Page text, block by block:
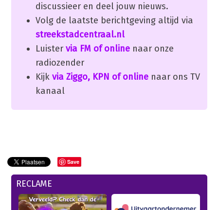
discussieer en deel jouw nieuws.
Volg de laatste berichtgeving altijd via
streekstadcentraal.nl
Luister via FM of onlinenaar onze
radiozender
Kijk via Ziggo, KPN of onlinenaar ons TV
kanaal
Save
RECLAME